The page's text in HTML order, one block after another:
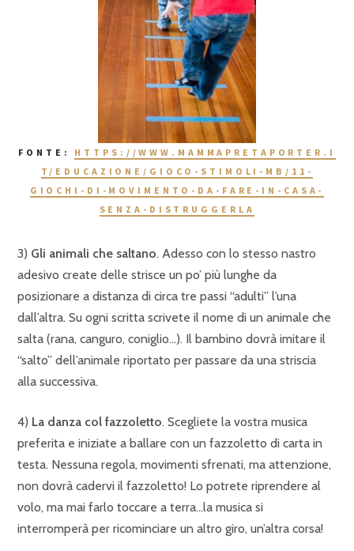
FONTE: HTTPS://WWW.MAMMAPRETAPORTER.I
T/EDUCAZIONE/GIOCO-STIMOLI-MB/11-
GIOCHI-DI-MOVIMENTO-DA-FARE-IN-CASA-
SENZA-DISTRUGGERLA
3) Gli animali che saltano. Adesso con lo stesso nastro
adesivo create delle strisce un po’ più lunghe da
posizionare a distanza di circa tre passi “adulti” l’una
dall’altra. Su ogni scritta scrivete il nome di un animale che
salta (rana, canguro, coniglio…). Il bambino dovrà imitare il
“salto” dell’animale riportato per passare da una striscia
alla successiva.
4) La danza col fazzoletto. Scegliete la vostra musica
preferita e iniziate a ballare con un fazzoletto di carta in
testa. Nessuna regola, movimenti sfrenati, ma attenzione,
non dovrà cadervi il fazzoletto! Lo potrete riprendere al
volo, ma mai farlo toccare a terra…la musica si
interromperà per ricominciare un altro giro, un’altra corsa!